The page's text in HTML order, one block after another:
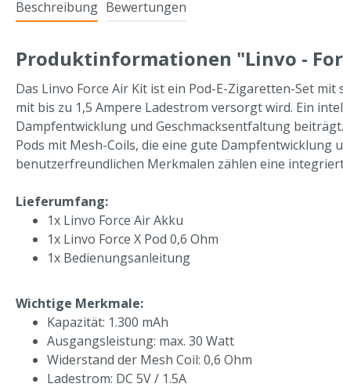
Beschreibung Bewertungen
Produktinformationen "Linvo -
Das Linvo Force Air Kit ist ein Pod-E-Zigaretten-Set
mit bis zu 1,5 Ampere Ladestrom versorgt wird. Ein
Dampfentwicklung und Geschmacksentfaltung
Pods mit Mesh-Coils, die eine gute Dampfentwicklung
benutzerfreundlichen Merkmalen zählen eine
Lieferumfang:
1x Linvo Force Air Akku
1x Linvo Force X Pod 0,6 Ohm
1x Bedienungsanleitung
Wichtige Merkmale:
Kapazität: 1.300 mAh
Ausgangsleistung: max. 30 Watt
Widerstand der Mesh Coil: 0,6 Ohm
Ladestrom: DC 5V / 1.5A